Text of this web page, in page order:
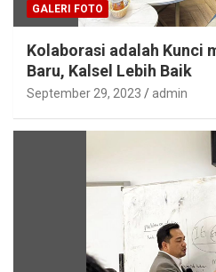
GALERI FOTO
Kolaborasi adalah Kunci
Baru, Kalsel Lebih Baik
September 29, 2023 admin